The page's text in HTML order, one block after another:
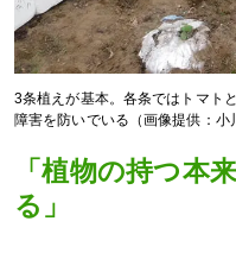
3条植えが基本。各条ではトマト
障害を防いでいる（画像提供：小
「植物の持つ本
る」